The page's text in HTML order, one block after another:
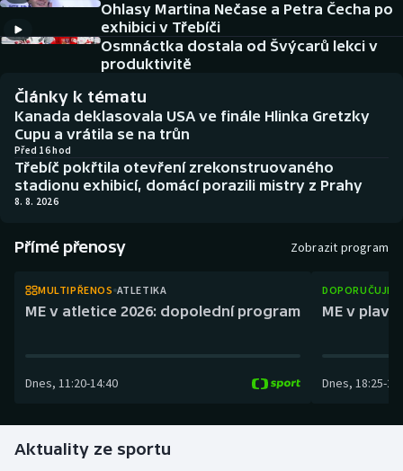
Baseball a softbal
Biatlon
Boby a skeleton
Box
Curling
Dostihy
Gymnastika
Historické návraty
Aplikace ČT sport
AZ kvíz
Ohlasy Martina Nečase a Petra Čecha po
exhibici v Třebíči
Osmnáctka dostala od Švýcarů lekci v
produktivitě
Články k tématu
Kanada deklasovala USA ve finále Hlinka Gretzky
Cupu a vrátila se na trůn
Před 16 hod
Třebíč pokřtila otevření zrekonstruovaného
stadionu exhibicí, domácí porazili mistry z Prahy
8. 8. 2026
Přímé přenosy Zobrazit program
MULTIPŘENOS ATLETIKA
ME v atletice 2026: dopolední program
Dnes, 11:20-14:40
ME v
Dnes, 18:25-
Aktuality ze sportu